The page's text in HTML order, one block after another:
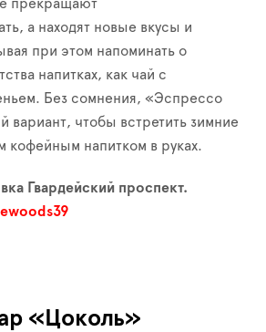
прекращают
а находят новые вкусы и
при этом напоминать о
напитках, как чай с
Без сомнения, «Эспрессо
вариант, чтобы встретить зимние
кофейным напитком в руках.
Гвардейский проспект.
«Цоколь»